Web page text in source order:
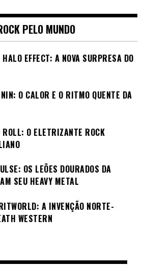
PELO MUNDO
EFFECT: A NOVA SURPRESA DO
O CALOR E O RITMO QUENTE DA
ROLL: O ELETRIZANTE ROCK
OS LEÕES DOURADOS DA
SEU HEAVY METAL
A INVENÇÃO NORTE-
WESTERN